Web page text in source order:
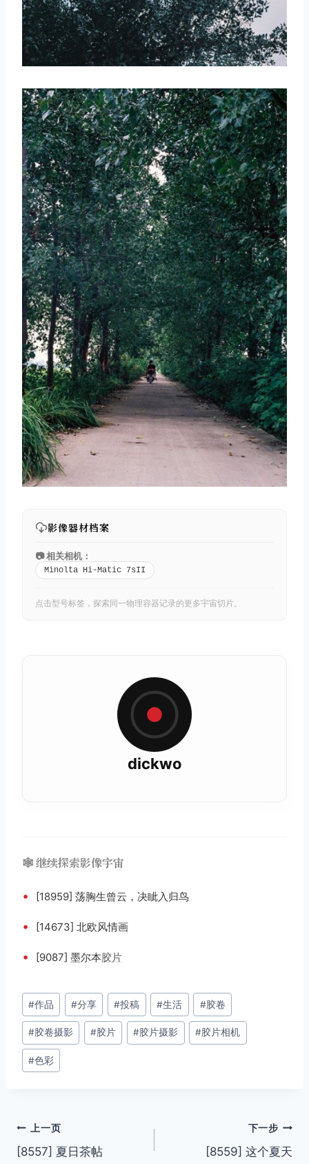
影像器材档案
📷 相关相机：
Minolta Hi-Matic 7sII
点击型号标签，探索同一物理容器记录的更多宇宙切片。
dickwo
🕸️ 继续探索影像宇宙
• [18959] 荡胸生曾云，决眦入归鸟
• [14673] 北欧风情画
• [9087] 墨尔本胶片
文
章
标
签：
#作品 #分享 #投稿 #生活 #胶卷
#胶卷摄影 #胶片 #胶片摄影 #胶片相机
#色彩
文上一页
[8557] 夏日茶帖
下一步
[8559] 这个夏天
取消 搜索